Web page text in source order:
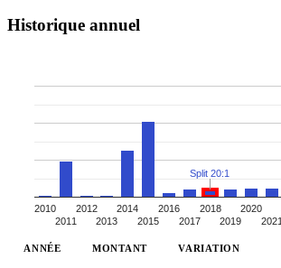
Historique annuel
2010
2011
2012
2013
2014
2015
2016
2017
2018
2019
2020
2021
Split 20:1
ANNÉE MONTANT VARIATION